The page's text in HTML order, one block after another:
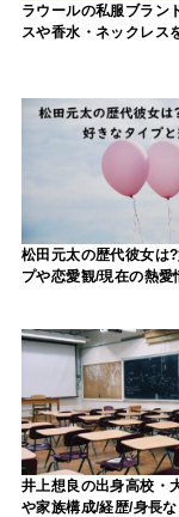
ラウールの私服ブラン
スや香水・ネックレス
松田元太の歴代彼女は
プや恋愛観/現在の熱愛
井上想良の出身高校・
や家族構成/経歴/身長